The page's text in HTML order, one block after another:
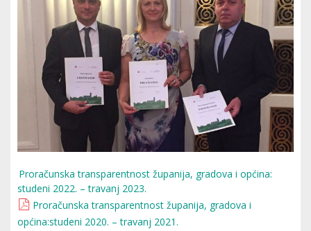
Proračunska transparentnost županija, gradova i općina:
studeni 2022. – travanj 2023.
Proračunska transparentnost županija, gradova i
općina:studeni 2020. – travanj 2021.